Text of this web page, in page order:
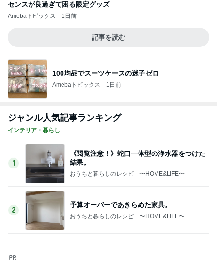
センスが良過ぎて困る限定グッズ
Amebaトピックス 1日前
記事を読む
100均品でスーツケースの迷子ゼロ
Amebaトピックス 1日前
ジャンル人気記事ランキング
インテリア・暮らし
1
《閲覧注意！》蛇口一体型の浄水器をつけた
結果。
おうちと暮らしのレシピ 〜HOME&LIFE〜
2
予算オーバーであきらめた家具。
おうちと暮らしのレシピ 〜HOME&LIFE〜
3